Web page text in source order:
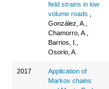
field strains in low
volume roads
González, A.,
Chamorro, A.,
Barrios, I.,
Osorio, A.
2017
Application of
Markov chains